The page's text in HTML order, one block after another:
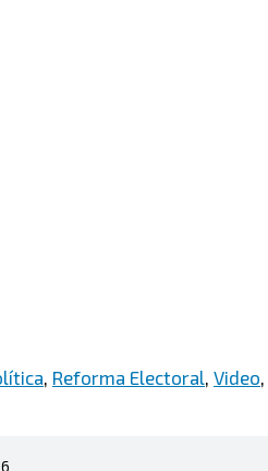
, Reforma Electoral, Video,